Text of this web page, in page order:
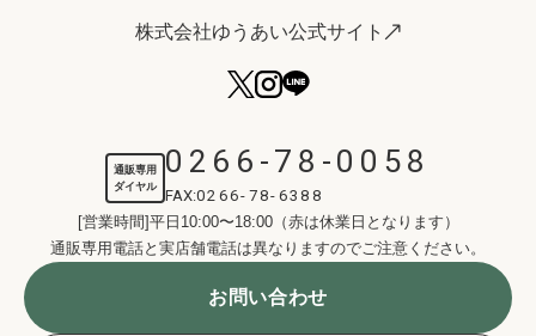
株式会社ゆうあい公式サイト
通販専用
ダイヤル
0266-78-0058
FAX:0266-78-6388
[営業時間]平日10:00〜18:00（赤は休業日となります）
通販専用電話と実店舗電話は異なりますのでご注意ください。
お問い合わせ